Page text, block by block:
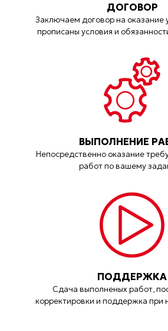
ДОГОВОР
Заключаем договор на оказание
прописаны условия и
ВЫПОЛНЕНИЕ
Непосредственно оказание
работ по вашему
ПОДДЕРЖКА
Сдача выполненых работ,
корректировки и поддержка при